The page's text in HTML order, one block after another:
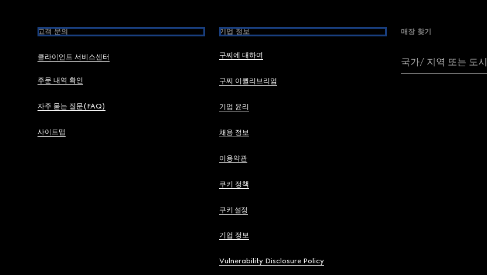
고객 문의
클라이언트 서비스센터
주문 내역 확인
자주 묻는 질문(FAQ)
사이트맵
기업 정보
구찌에 대하여
구찌 이퀼리브리엄
기업 윤리
채용 정보
이용약관
쿠키 정책
쿠키 설정
기업 정보
Vulnerability Disclosure Policy
매장 찾기
국가/ 지역 또는 도시